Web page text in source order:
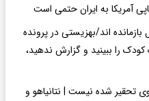
آمریکا به ایران حتمی است
اند/بهزیستی در پرونده
را ببینید و گزارش ندهید،
تحقیر شده نیست | نتانیاهو و